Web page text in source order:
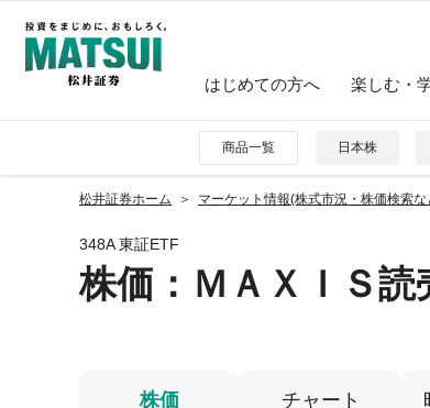
はじめての方へ 楽しむ・
商品一覧 日本株
松井証券ホーム マーケット情報(株式市況・株価検索な
348A 東証ETF
株価 ：ＭＡＸＩＳ
株価 チャート